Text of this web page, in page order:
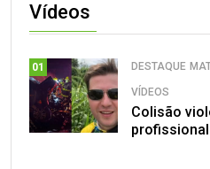
Vídeos
01 DESTAQUE
VÍDEOS
Colisão